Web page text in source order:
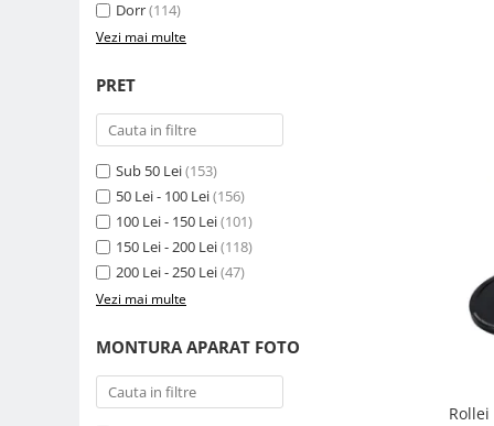
Inele reductii obiective
Curatare si intretinere
Blitz-uri TTL - Dedicate
Compatibil Sony
Blitz-uri circulare (Macro)
Adaptoare stativ port umbrela si
Comander TTL
Cabluri TTL
Cabluri si Patine Sincron
Dorr(114)
Vezi mai multe
PRET
Sub 50 Lei(153)
50 Lei - 100 Lei(156)
100 Lei - 150 Lei(101)
150 Lei - 200 Lei(118)
200 Lei - 250 Lei(47)
Vezi mai multe
MONTURA APARAT FOTO
Rollei